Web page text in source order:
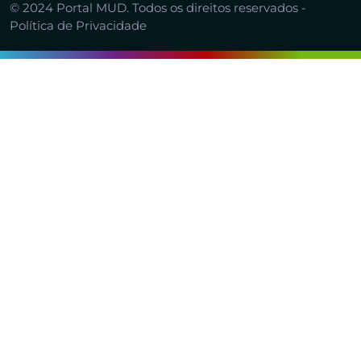
© 2024 Portal MUD. Todos os direitos reservados -
Política de Privacidade